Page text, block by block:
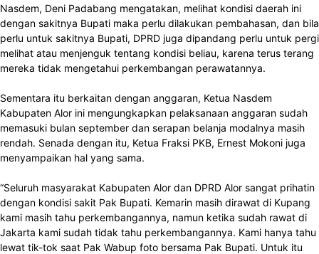
Nasdem, Deni Padabang mengatakan, melihat kondisi daerah ini
dengan sakitnya Bupati maka perlu dilakukan pembahasan, dan bila
perlu untuk sakitnya Bupati, DPRD juga dipandang perlu untuk pergi
melihat atau menjenguk tentang kondisi beliau, karena terus terang
mereka tidak mengetahui perkembangan perawatannya.
Sementara itu berkaitan dengan anggaran, Ketua Nasdem
Kabupaten Alor ini mengungkapkan pelaksanaan anggaran sudah
memasuki bulan september dan serapan belanja modalnya masih
rendah. Senada dengan itu, Ketua Fraksi PKB, Ernest Mokoni juga
menyampaikan hal yang sama.
“Seluruh masyarakat Kabupaten Alor dan DPRD Alor sangat prihatin
dengan kondisi sakit Pak Bupati. Kemarin masih dirawat di Kupang
kami masih tahu perkembangannya, namun ketika sudah rawat di
Jakarta kami sudah tidak tahu perkembangannya. Kami hanya tahu
lewat tik-tok saat Pak Wabup foto bersama Pak Bupati. Untuk itu